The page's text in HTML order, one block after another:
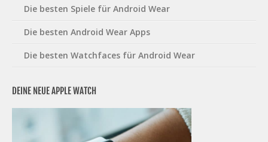
Die besten Spiele für Android Wear
Die besten Android Wear Apps
Die besten Watchfaces für Android Wear
DEINE NEUE APPLE WATCH